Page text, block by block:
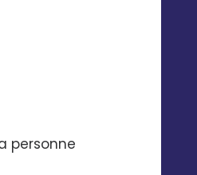
personne
vos SMS,
et messages
un email à un